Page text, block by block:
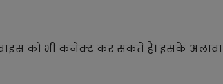
को भी कनेक्ट कर सकते हैं। इसके अलावा